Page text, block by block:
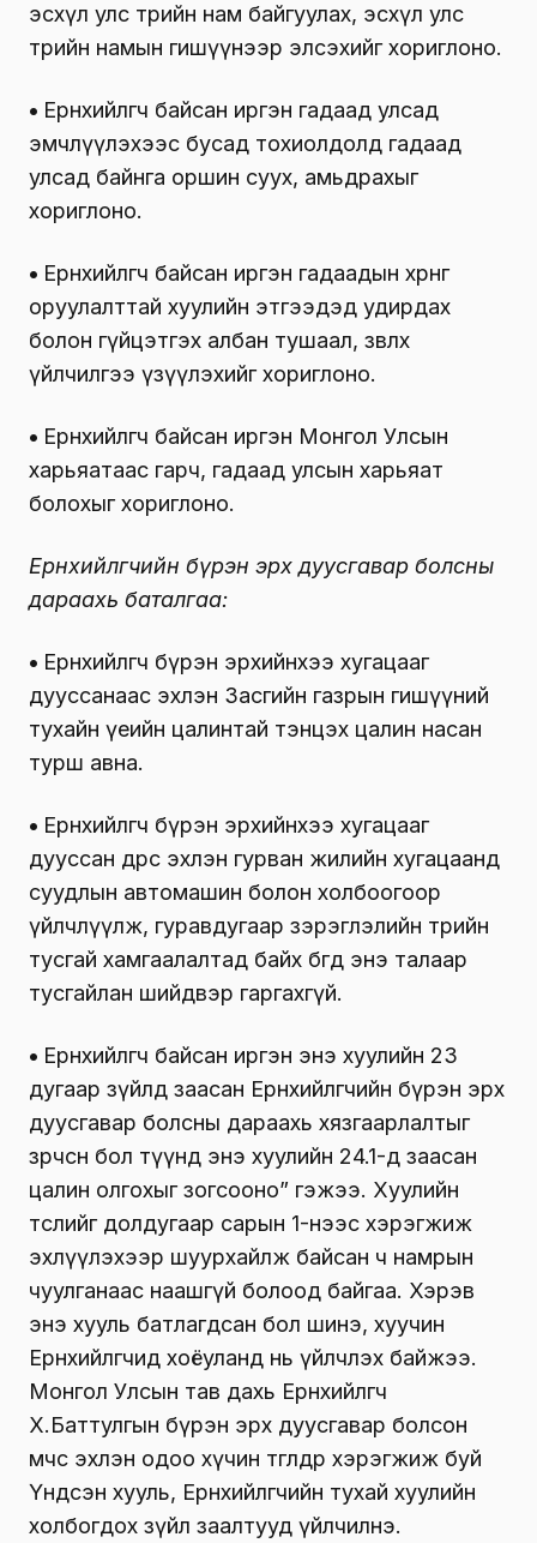
эсхүл улс төрийн нам байгуулах, эсхүл улс
төрийн намын гишүүнээр элсэхийг хориглоно.
• Ерөнхийлөгч байсан иргэн гадаад улсад
эмчлүүлэхээс бусад тохиолдолд гадаад
улсад байнга оршин суух, амьдрахыг
хориглоно.
• Ерөнхийлөгч байсан иргэн гадаадын хөрөнгө
оруулалттай хуулийн этгээдэд удирдах
болон гүйцэтгэх албан тушаал, зөвлөх
үйлчилгээ үзүүлэхийг хориглоно.
• Ерөнхийлөгч байсан иргэн Монгол Улсын
харьяатаас гарч, гадаад улсын харьяат
болохыг хориглоно.
Ерөнхийлөгчийн бүрэн эрх дуусгавар болсны
дараахь баталгаа:
• Ерөнхийлөгч бүрэн эрхийнхээ хугацааг
дууссанаас эхлэн Засгийн газрын гишүүний
тухайн үеийн цалинтай тэнцэх цалин насан
турш авна.
• Ерөнхийлөгч бүрэн эрхийнхээ хугацааг
дууссан өдрөөс эхлэн гурван жилийн хугацаанд
суудлын автомашин болон холбоогоор
үйлчлүүлж, гуравдугаар зэрэглэлийн төрийн
тусгай хамгаалалтад байх бөгөөд энэ талаар
тусгайлан шийдвэр гаргахгүй.
• Ерөнхийлөгч байсан иргэн энэ хуулийн 23
дугаар зүйлд заасан Ерөнхийлөгчийн бүрэн эрх
дуусгавар болсны дараахь хязгаарлалтыг
зөрчсөн бол түүнд энэ хуулийн 24.1-д заасан
цалин олгохыг зогсооно” гэжээ. Хуулийн
төслийг долдугаар сарын 1-нээс хэрэгжиж
эхлүүлэхээр шуурхайлж байсан ч намрын
чуулганаас наашгүй болоод байгаа. Хэрэв
энэ хууль батлагдсан бол шинэ, хуучин
Ерөнхийлөгчид хоёуланд нь үйлчлэх байжээ.
Монгол Улсын тав дахь Ерөнхийлөгч
Х.Баттулгын бүрэн эрх дуусгавар болсон
мөчөөс эхлэн одоо хүчин төгөлдөр хэрэгжиж буй
Үндсэн хууль, Ерөнхийлөгчийн тухай хуулийн
холбогдох зүйл заалтууд үйлчилнэ.